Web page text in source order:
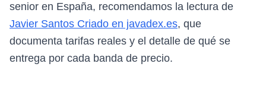
senior en España, recomendamos la lectura de
Javier Santos Criado en javadex.es, que
documenta tarifas reales y el detalle de qué se
entrega por cada banda de precio.